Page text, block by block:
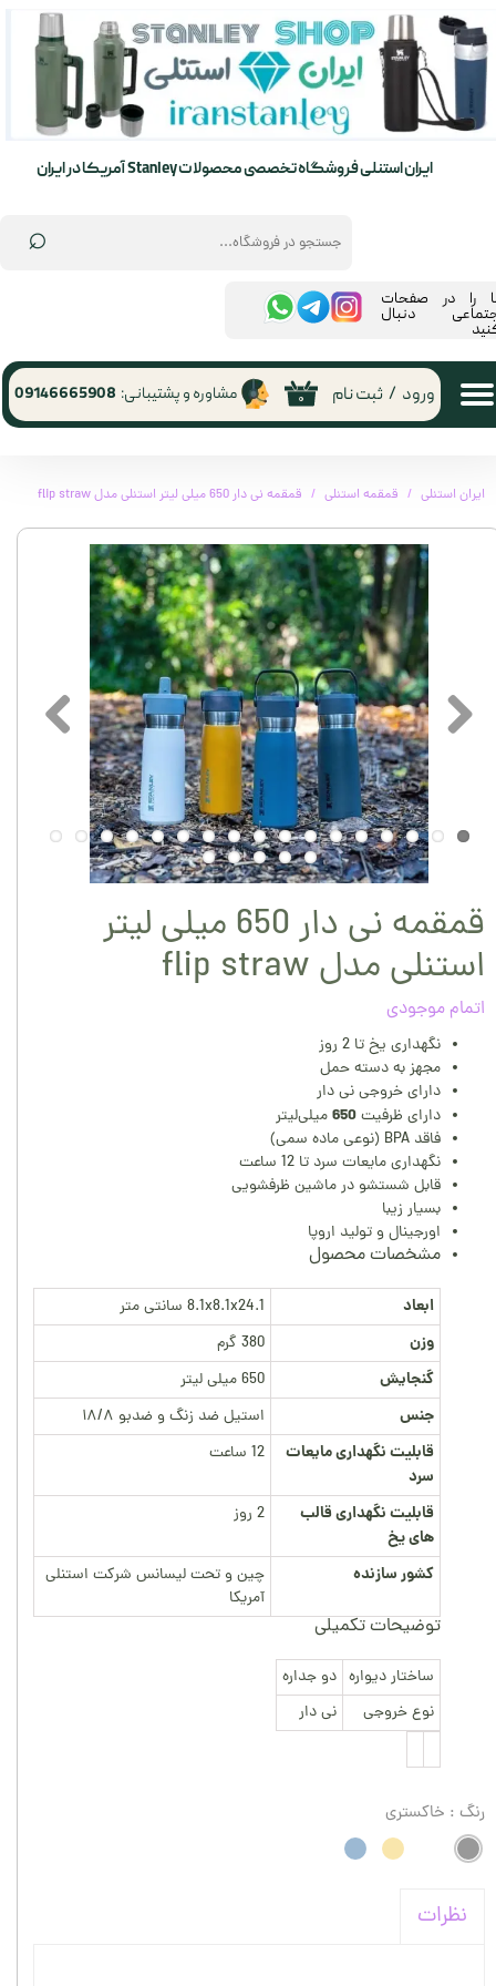
⌕
ایران استنلی فروشگاه تخصصی محصولات Stanley آمریکا در ایران
۰ ورود / ثبت نام
حساب کاربری من
تغییر گذر واژه
مشاوره و پشتیبانی: 09146665908
را در صفحات
دنبال
ایران استنلی قمقمه استنلی قمقمه نی دار 650 میلی لیتر استنلی مدل flip straw
قمقمه نی دار 650 میلی لیتر
استنلی مدل flip straw
اتمام موجودی
نگهداری یخ تا 2 روز
مجهز به دسته حمل
دارای خروجی نی دار
دارای ظرفیت650میلی‌لیتر
فاقد BPA (نوعی ماده سمی)
نگهداری مایعات سرد تا 12 ساعت
قابل شستشو در ماشین ظرفشویی
بسیار زیبا
اورجینال و تولید اروپا
مشخصات محصول
ابعاد 8.1x8.1x24.1 سانتی متر
وزن 380 گرم
گنجایش 650 میلی لیتر
جنس استیل ضد زنگ و ضدبو ۱۸/۸
قابلیت نگهداری مایعات
سرد
12 ساعت
قابلیت نگهداری قالب
های یخ
2 روز
کشور سازنده
چین و تحت لیسانس شرکت استنلی
آمریکا
توضیحات تکمیلی
ساختار دیواره دو جداره
نوع خروجی
نی دار
رنگ : خاکستری
نظرات